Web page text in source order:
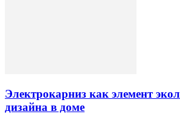
Электрокарниз как элемент
дизайна в доме